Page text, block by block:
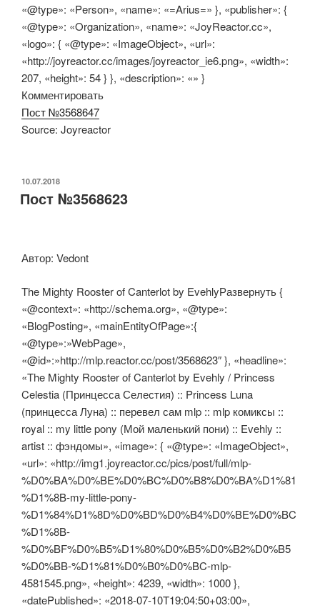
«@type»: «Person», «name»: «=Arius=» }, «publisher»: {
«@type»: «Organization», «name»: «JoyReactor.cc»,
«logo»: { «@type»: «ImageObject», «url»:
«http://joyreactor.cc/images/joyreactor_ie6.png», «width»:
207, «height»: 54 } }, «description»: «» }
Комментировать
Пост №3568647
Source: Joyreactor
ОПУБЛИКОВАНО
10.07.2018
Пост №3568623
Автор: Vedont
The Mighty Rooster of Canterlot by EvehlyРазвернуть {
«@context»: «http://schema.org», «@type»:
«BlogPosting», «mainEntityOfPage»:{
«@type»:»WebPage»,
«@id»:»http://mlp.reactor.cc/post/3568623″ }, «headline»:
«The Mighty Rooster of Canterlot by Evehly / Princess
Celestia (Принцесса Селестия) :: Princess Luna
(принцесса Луна) :: перевел сам mlp :: mlp комиксы ::
royal :: my little pony (Мой маленький пони) :: Evehly ::
artist :: фэндомы», «image»: { «@type»: «ImageObject»,
«url»: «http://img1.joyreactor.cc/pics/post/full/mlp-
%D0%BA%D0%BE%D0%BC%D0%B8%D0%BA%D1%81
%D1%8B-my-little-pony-
%D1%84%D1%8D%D0%BD%D0%B4%D0%BE%D0%BC
%D1%8B-
%D0%BF%D0%B5%D1%80%D0%B5%D0%B2%D0%B5
%D0%BB-%D1%81%D0%B0%D0%BC-mlp-
4581545.png», «height»: 4239, «width»: 1000 },
«datePublished»: «2018-07-10T19:04:50+03:00»,